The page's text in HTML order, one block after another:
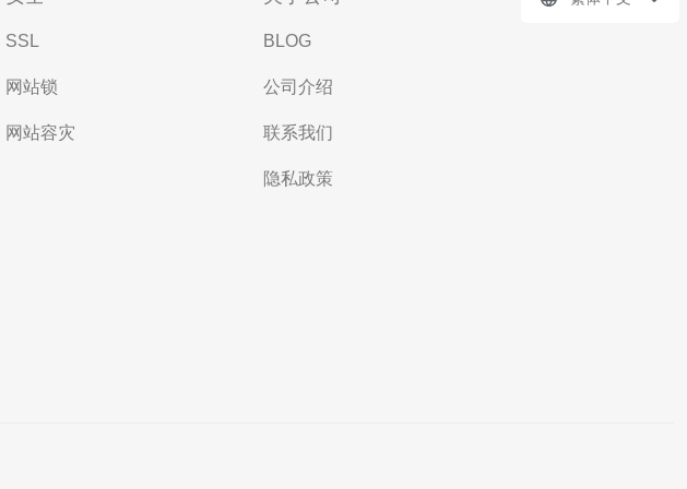
SSL
网站锁
网站容灾
BLOG
公司介绍
联系我们
隐私政策